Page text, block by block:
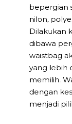
bepergian
nilon,
Dilakukan
dibawa
waistbag
yang lebih
memilih.
dengan
menjadi